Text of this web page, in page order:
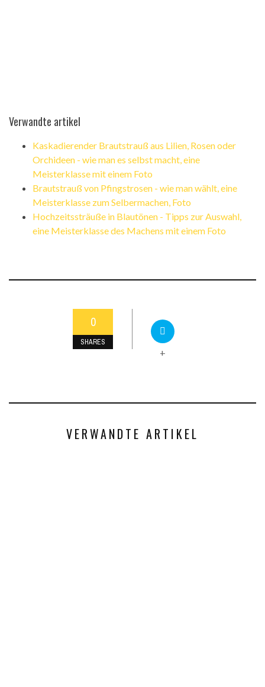
Verwandte artikel
Kaskadierender Brautstrauß aus Lilien, Rosen oder
Orchideen - wie man es selbst macht, eine
Meisterklasse mit einem Foto
Brautstrauß von Pfingstrosen - wie man wählt, eine
Meisterklasse zum Selbermachen, Foto
Hochzeitssträuße in Blautönen - Tipps zur Auswahl,
eine Meisterklasse des Machens mit einem Foto
0
SHARES
+
VERWANDTE ARTIKEL